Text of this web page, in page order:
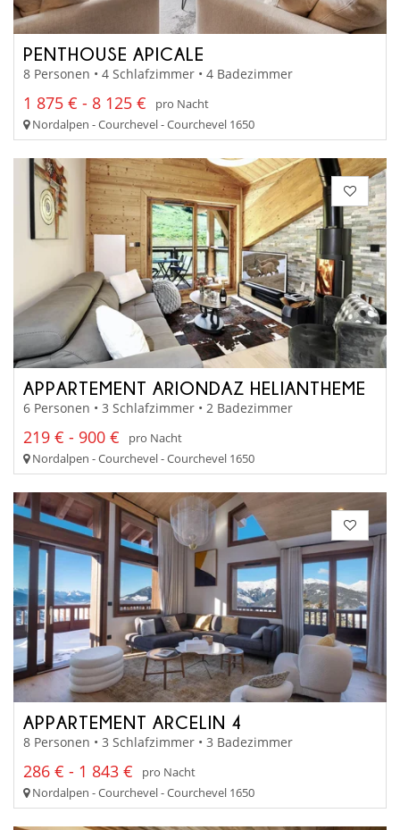
PENTHOUSE APICALE
8 Personen • 4 Schlafzimmer • 4 Badezimmer
1 875 € - 8 125 €
pro Nacht
Nordalpen - Courchevel - Courchevel 1650
APPARTEMENT ARIONDAZ HELIANTHEME
6 Personen • 3 Schlafzimmer • 2 Badezimmer
219 € - 900 €
pro Nacht
Nordalpen - Courchevel - Courchevel 1650
APPARTEMENT ARCELIN 4
8 Personen • 3 Schlafzimmer • 3 Badezimmer
286 € - 1 843 €
pro Nacht
Nordalpen - Courchevel - Courchevel 1650